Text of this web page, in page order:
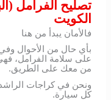
تصليح الفرامل
الكويت
فالأمان يبدأ من هنا
بأي حال من الأحوال
على سلامة الفرامل،
من معك على الطريق.
ونحن في كراجات
كل سيارة.